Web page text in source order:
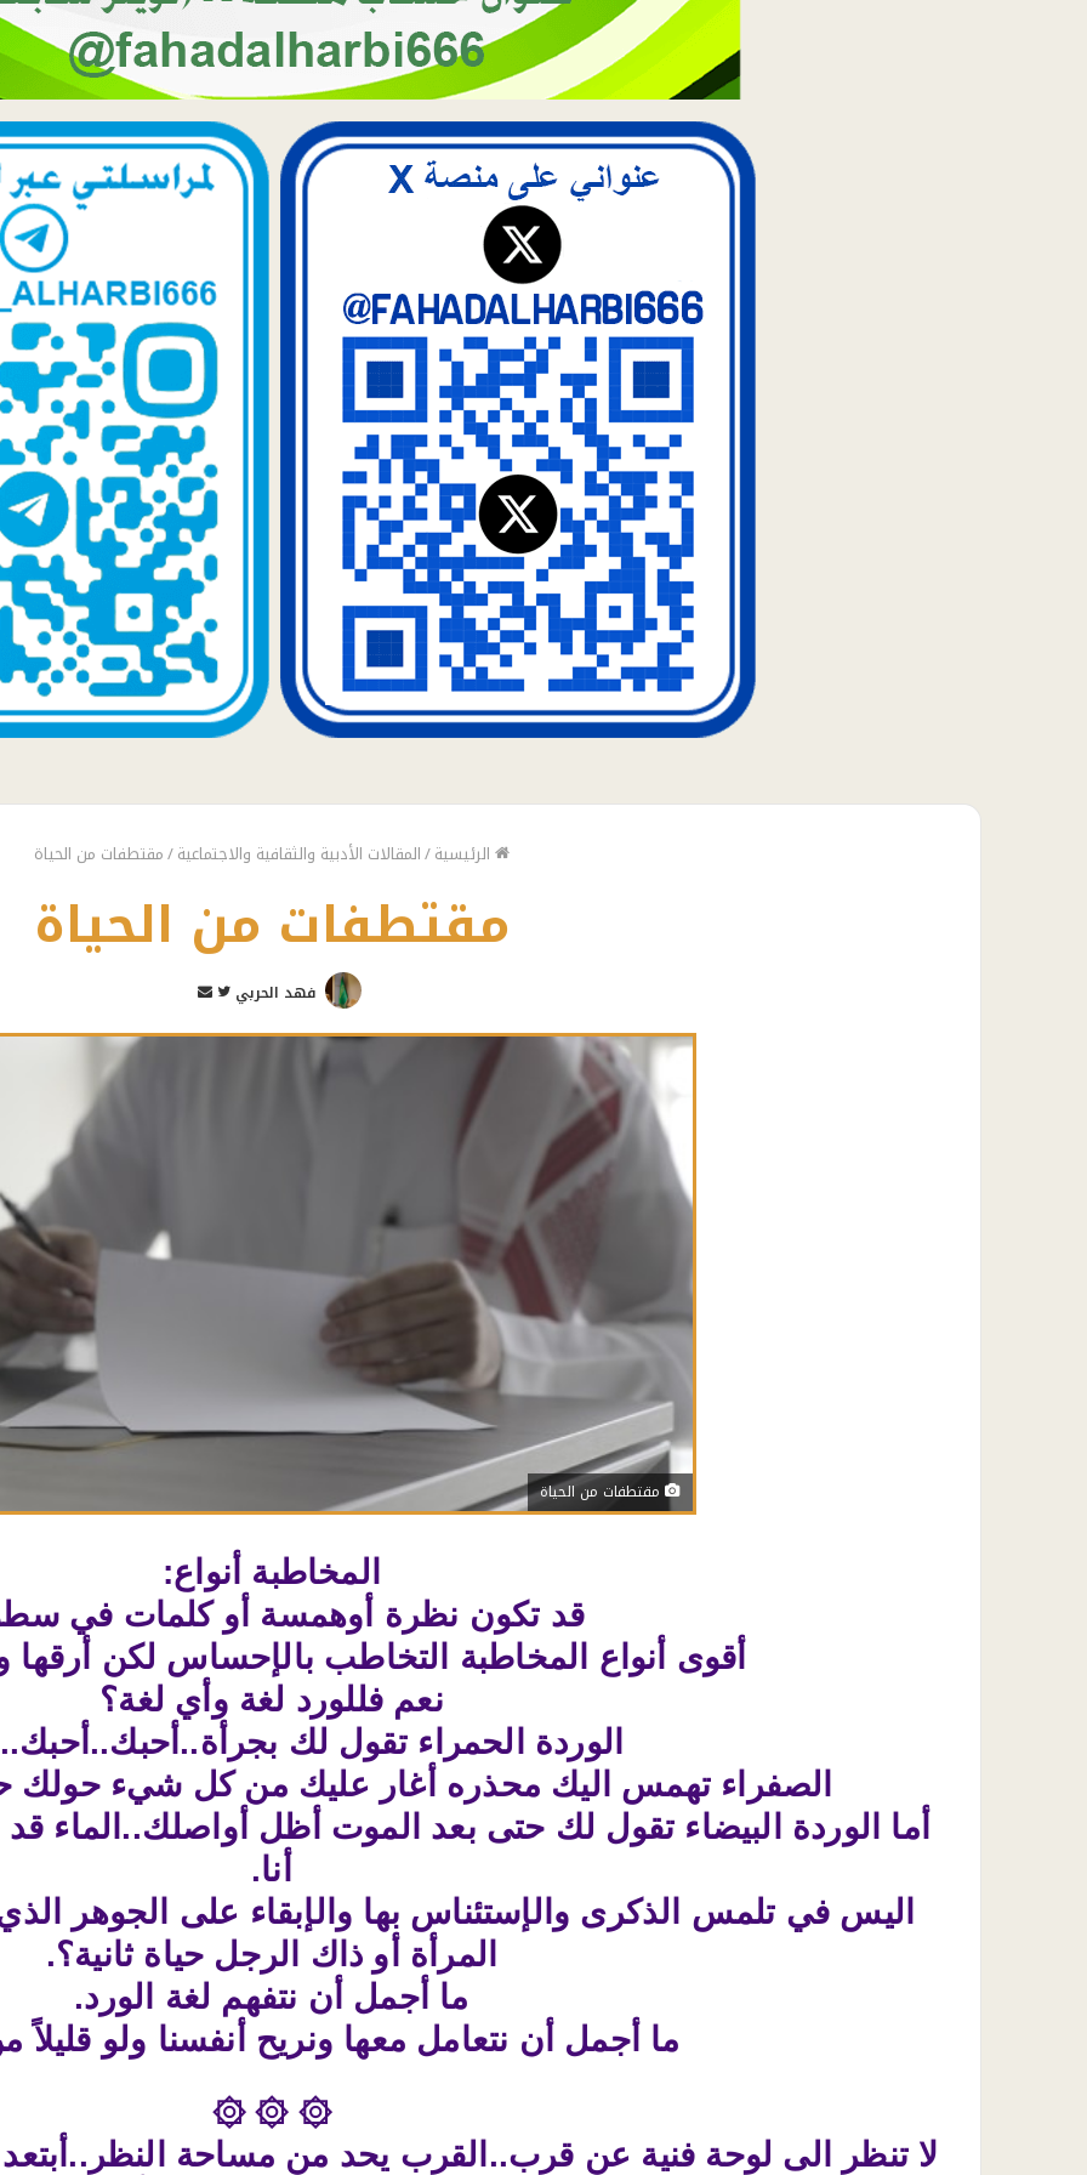
الرئيسية/المقالات الأدبية والثقافية والاجتماعية/مقتطفات من الحياة
مقتطفات من الحياة
فهد الحربي
تابعأرسل
مقتطفات من الحياة
المخاطبة أنواع:
قد تكون نظرة أوهمسة أو كلمات في
أقوى أنواع المخاطبة التخاطب بالإحساس لكن أرقها
نعم فللورد لغة وأي لغة؟
الوردة الحمراء تقول لك
الصفراء تهمس اليك محذره أغار عليك من كل شيء
أما الوردة البيضاء تقول لك حتى بعد الموت أظل أواصلك..الماء
أنا.
اليس في تلمس الذكرى والإستئناس بها والإبقاء على الجوهر
المرأة أو ذاك الرجل حياة ثانية؟.
ما أجمل أن نتفهم لغة الورد.
ما أجمل أن نتعامل معها ونريح أنفسنا ولو قليلاً
۞ ۞ ۞
لا تنظر الى لوحة فنية عن قرب..القرب يحد من مساحة